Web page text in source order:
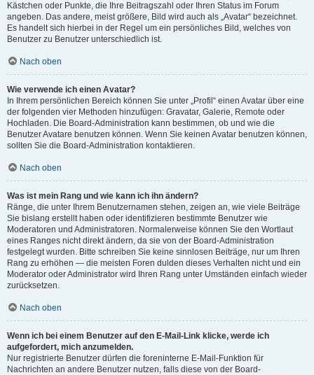
Kästchen oder Punkte, die Ihre Beitragszahl oder Ihren Status im Forum
angeben. Das andere, meist größere, Bild wird auch als „Avatar“ bezeichnet.
Es handelt sich hierbei in der Regel um ein persönliches Bild, welches von
Benutzer zu Benutzer unterschiedlich ist.
Nach oben
Wie verwende ich einen Avatar?
In Ihrem persönlichen Bereich können Sie unter „Profil“ einen Avatar über eine
der folgenden vier Methoden hinzufügen: Gravatar, Galerie, Remote oder
Hochladen. Die Board-Administration kann bestimmen, ob und wie die
Benutzer Avatare benutzen können. Wenn Sie keinen Avatar benutzen können,
sollten Sie die Board-Administration kontaktieren.
Nach oben
Was ist mein Rang und wie kann ich ihn ändern?
Ränge, die unter Ihrem Benutzernamen stehen, zeigen an, wie viele Beiträge
Sie bislang erstellt haben oder identifizieren bestimmte Benutzer wie
Moderatoren und Administratoren. Normalerweise können Sie den Wortlaut
eines Ranges nicht direkt ändern, da sie von der Board-Administration
festgelegt wurden. Bitte schreiben Sie keine sinnlosen Beiträge, nur um Ihren
Rang zu erhöhen — die meisten Foren dulden dieses Verhalten nicht und ein
Moderator oder Administrator wird Ihren Rang unter Umständen einfach wieder
zurücksetzen.
Nach oben
Wenn ich bei einem Benutzer auf den E-Mail-Link klicke, werde ich
aufgefordert, mich anzumelden.
Nur registrierte Benutzer dürfen die foreninterne E-Mail-Funktion für
Nachrichten an andere Benutzer nutzen, falls diese von der Board-